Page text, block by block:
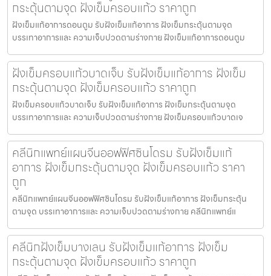
กระตุ้นตามจุด ฝังเข็มครอบแก้ว ราคาถูก
ฝังเข็มแก้อาการดอนตูม รับฝังเข็มแก้อาการ ฝังเข็มกระตุ้นตามจุด
บรรเทาอาการและ ความเจ็บปวดตามร่างกาย ฝังเข็มแก้อาการดอนตูม
ฝังเข็มครอบแก้วบาดเจ็บ รับฝังเข็มแก้อาการ ฝังเข็ม
กระตุ้นตามจุด ฝังเข็มครอบแก้ว ราคาถูก
ฝังเข็มครอบแก้วบาดเจ็บ รับฝังเข็มแก้อาการ ฝังเข็มกระตุ้นตามจุด
บรรเทาอาการและ ความเจ็บปวดตามร่างกาย ฝังเข็มครอบแก้วบาดเจ
คลีนิกแพทย์แผนจีนออฟฟิศซินโดรม รับฝังเข็มแก้
อาการ ฝังเข็มกระตุ้นตามจุด ฝังเข็มครอบแก้ว ราคา
ถูก
คลีนิกแพทย์แผนจีนออฟฟิศซินโดรม รับฝังเข็มแก้อาการ ฝังเข็มกระตุ้น
ตามจุด บรรเทาอาการและ ความเจ็บปวดตามร่างกาย คลีนิกแพทย์แ
คลีนิกฝังเข็มบางเลน รับฝังเข็มแก้อาการ ฝังเข็ม
กระตุ้นตามจุด ฝังเข็มครอบแก้ว ราคาถูก